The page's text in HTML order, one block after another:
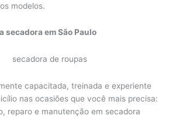
modelos.
em São Paulo
capacitada, treinada e experiente
nas ocasiões que você mais precisa:
reparo e manutenção em secadora